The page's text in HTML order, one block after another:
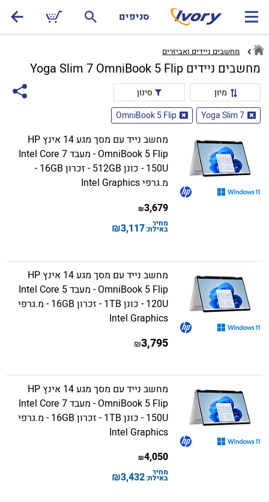
סניפים
מחשבים ניידים ואביזרים
מחשבים ניידים Yoga Slim 7 OmniBook 5 Flip
מיון
סינון
Yoga Slim 7
OmniBook 5 Flip
מחשב נייד עם מסך מגע 14 אינץ HP
OmniBook 5 Flip - מעבד Intel Core 7
150U - כונן 512GB - זכרון 16GB -
מ.גרפי Intel Graphics
3,679
₪
מחיר
באילת:3,117
₪
מחשב נייד עם מסך מגע 14 אינץ HP
OmniBook 5 Flip - מעבד Intel Core 5
120U - כונן 1TB - זכרון 16GB - מ.גרפי
Intel Graphics
3,795
₪
מחשב נייד עם מסך מגע 14 אינץ HP
OmniBook 5 Flip - מעבד Intel Core 7
150U - כונן 1TB - זכרון 16GB - מ.גרפי
Intel Graphics
4,050
₪
מחיר
באילת:3,432
₪